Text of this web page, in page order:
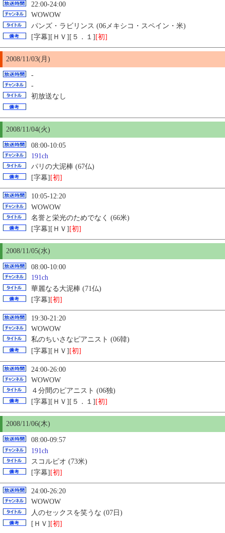
22:00-24:00
WOWOW
パンズ・ラビリンス (06メキシコ・スペイン・米)
[字幕][ＨＶ][５．１] [初]
2008/11/03(月)
-
-
初放送なし
2008/11/04(火)
08:00-10:05
191ch
パリの大泥棒 (67仏)
[字幕] [初]
10:05-12:20
WOWOW
名誉と栄光のためでなく (66米)
[字幕][ＨＶ] [初]
2008/11/05(水)
08:00-10:00
191ch
華麗なる大泥棒 (71仏)
[字幕] [初]
19:30-21:20
WOWOW
私のちいさなピアニスト (06韓)
[字幕][ＨＶ][初]
24:00-26:00
WOWOW
４分間のピアニスト (06独)
[字幕][ＨＶ][５．１] [初]
2008/11/06(木)
08:00-09:57
191ch
スコルピオ (73米)
[字幕] [初]
24:00-26:20
WOWOW
人のセックスを笑うな (07日)
[ＨＶ] [初]